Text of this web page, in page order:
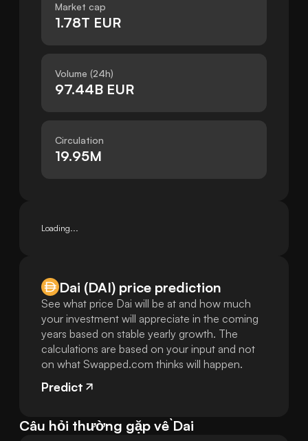
Market cap
1.78T EUR
Volume (24h)
97.44B EUR
Circulation
19.95M
Loading...
Dai (DAI) price prediction
See what price Dai will be at and how much
your investment will appreciate in the coming
years based on stable yearly growth. The
calculations are based on your input and not
on what Swapped.com thinks will happen.
Predict
Câu hỏi thường gặp về Dai